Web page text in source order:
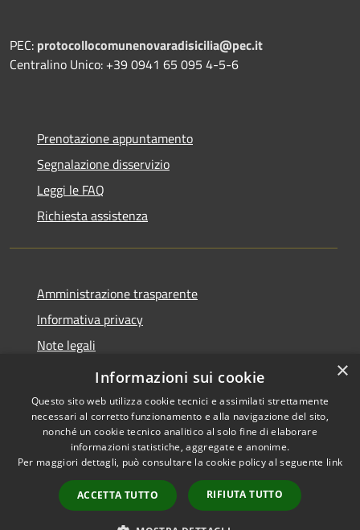
PEC: protocollocomunenovaradisicilia@pec.it
Centralino Unico: +39 0941 65 095 4-5-6
Prenotazione appuntamento
Segnalazione disservizio
Leggi le FAQ
Richiesta assistenza
Amministrazione trasparente
Informativa privacy
Note legali
Dichiarazione di accessibilità
Accessibilità
Copyright © 2026 • Comune di
Novara di Sicilia • Powered by
Municipium•
Accesso
redazione
×
Informazioni sui cookie
Questo sito web utilizza cookie tecnici e assimilati strettamente
necessari al corretto funzionamento e alla navigazione del sito,
nonché un cookie tecnico analitico al solo fine di elaborare
informazioni statistiche, aggregate e anonime.
Per maggiori dettagli, può consultare la cookie policy al seguente link
ACCETTA TUTTO RIFIUTA TUTTO